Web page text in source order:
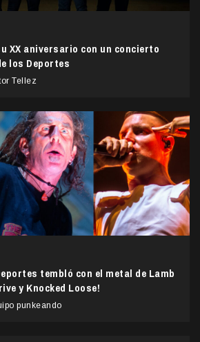
XX aniversario con un concierto
los Deportes
Tellez
tembló con el metal de Lamb
y Knocked Loose!
punkeando